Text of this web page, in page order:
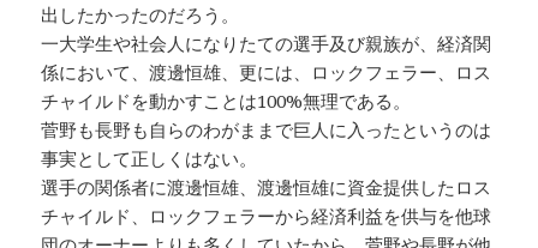
出したかったのだろう。
一大学生や社会人になりたての選手及び親族が、経済関
係において、渡邊恒雄、更には、ロックフェラー、ロス
チャイルドを動かすことは100%無理である。
菅野も長野も自らのわがままで巨人に入ったというのは
事実として正しくはない。
選手の関係者に渡邊恒雄、渡邊恒雄に資金提供したロス
チャイルド、ロックフェラーから経済利益を供与を他球